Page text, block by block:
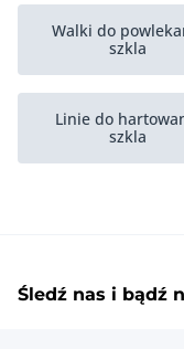
Walki do
szkla
Linie do
szkla
Piece
Śledź nas i bądź